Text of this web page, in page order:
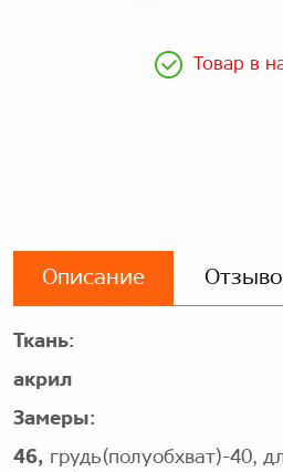
Товар в
Описание
Ткань:
акрил
Замеры:
46, грудь(полуобхват)-40,